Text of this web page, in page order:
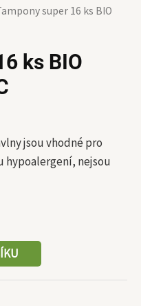
super 16 ks BIO
ks BIO
jsou vhodné pro
hypoalergení, nejsou